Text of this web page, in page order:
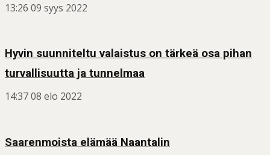
13:26 09 syys 2022
Hyvin suunniteltu valaistus on tärkeä osa pihan
turvallisuutta ja tunnelmaa
14:3708 elo 2022
Saarenmoista elämää Naantalin